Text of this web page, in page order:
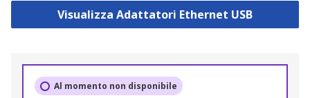
Visualizza Adattatori Ethernet USB
Al momento non disponibile